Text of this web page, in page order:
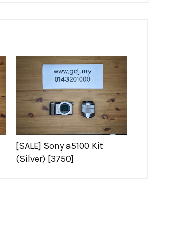
[SALE] Sony a5100 Kit
(Silver) [3750]